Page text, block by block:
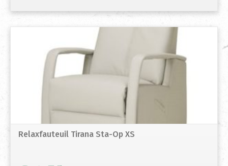
Relaxfauteuil Tirana Sta-Op XS